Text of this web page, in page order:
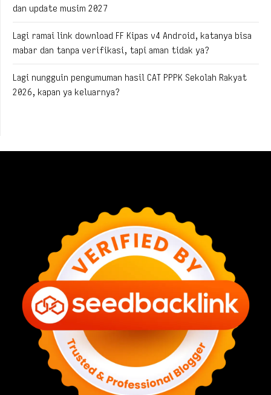
dan update musim 2027
Lagi ramai link download FF Kipas v4 Android, katanya bisa
mabar dan tanpa verifikasi, tapi aman tidak ya?
Lagi nungguin pengumuman hasil CAT PPPK Sekolah Rakyat
2026, kapan ya keluarnya?